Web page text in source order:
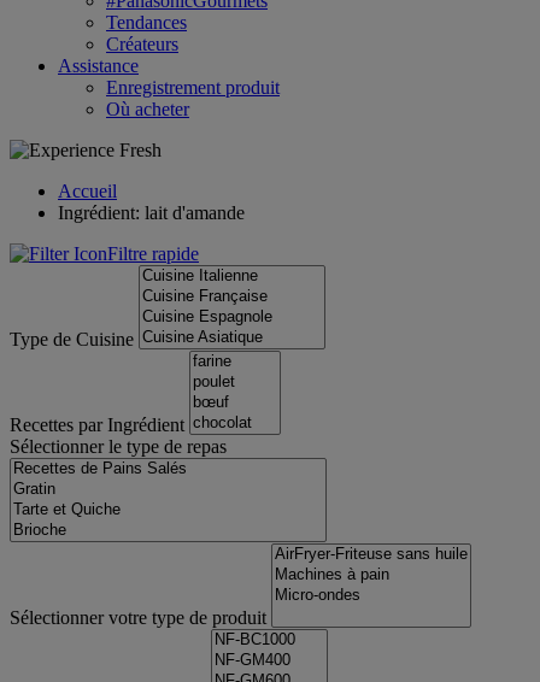
Tendances
Créateurs
Assistance
Enregistrement produit
Où acheter
Accueil
Ingrédient: lait d'amande
Filtre rapide
Type de Cuisine
Recettes par Ingrédient
Sélectionner le type de repas
Sélectionner votre type de produit